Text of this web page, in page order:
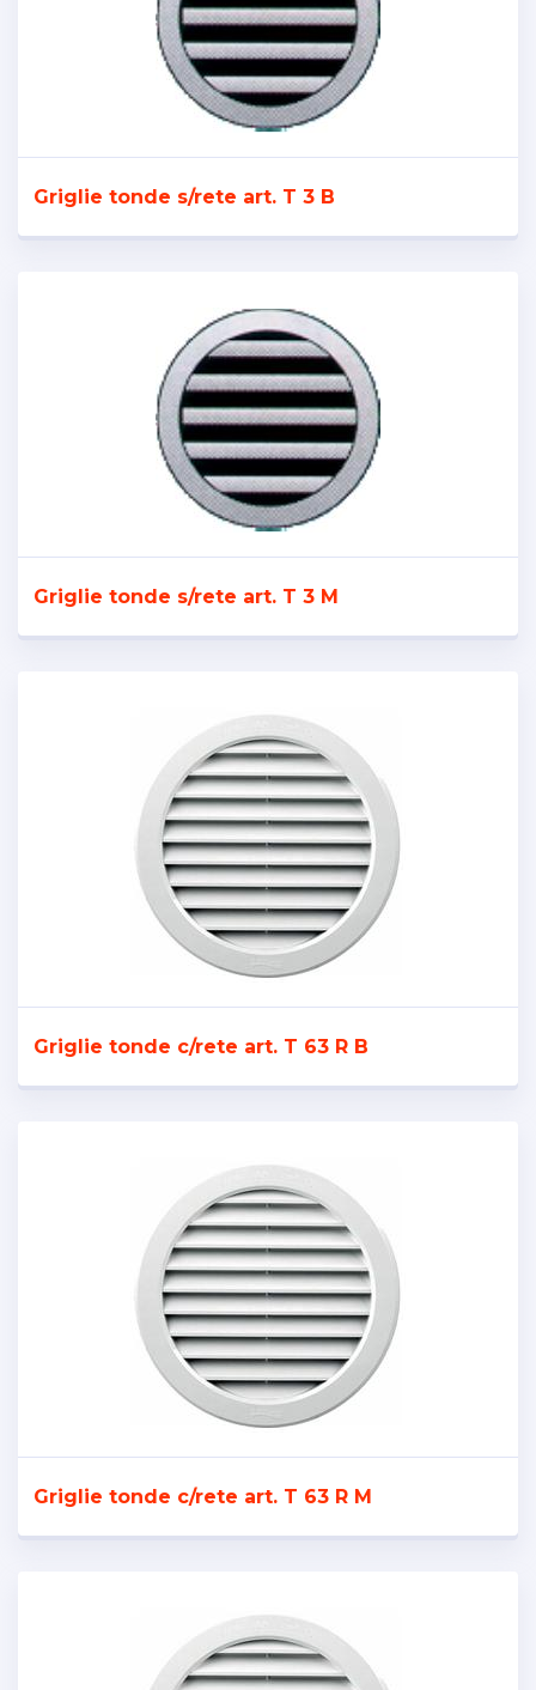
Griglie tonde s/rete art. T 3 B
Griglie tonde s/rete art. T 3 M
Griglie tonde c/rete art. T 63 R B
Griglie tonde c/rete art. T 63 R M